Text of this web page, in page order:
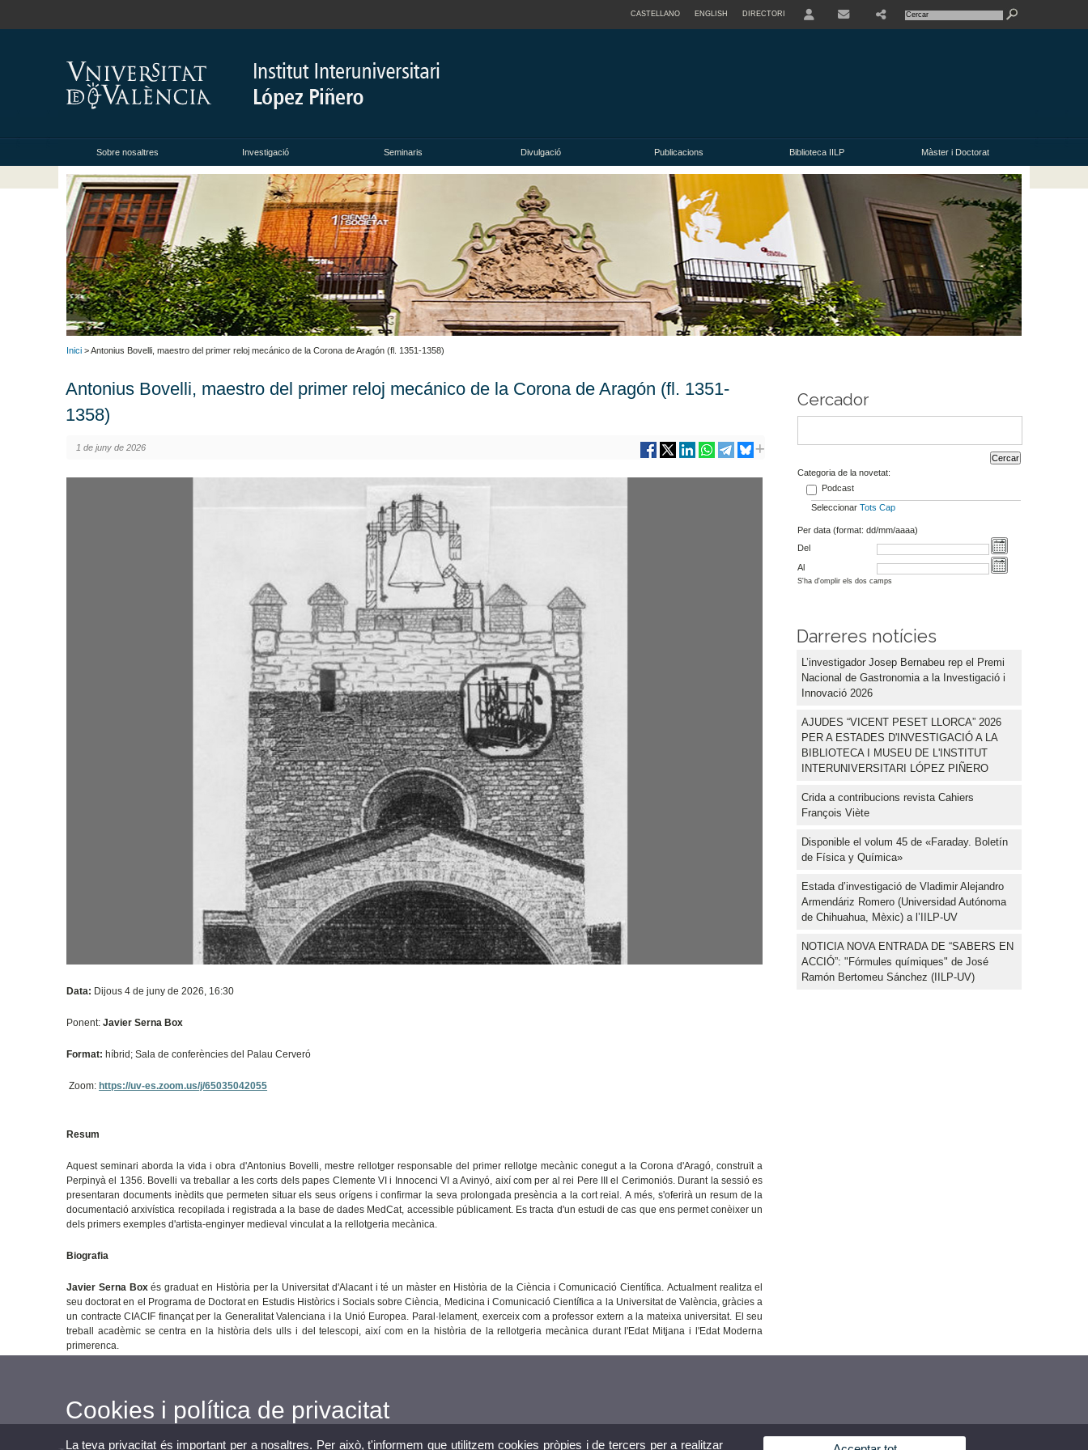
CASTELLANO ENGLISH DIRECTORI
Sobre nosaltres Investigació Seminaris Divulgació Publicacions Biblioteca IILP Màster i Doctorat
Inici > Antonius Bovelli, maestro del primer reloj mecánico de la Corona de Aragón (fl. 1351-1358)
Antonius Bovelli, maestro del primer reloj mecánico de la Corona de Aragón (fl. 1351-
1358)
1 de juny de 2026
Data: Dijous 4 de juny de 2026, 16:30
Ponent:Javier Serna Box
Format: híbrid; Sala de conferències del Palau Cerveró
Zoom: https://uv-es.zoom.us/j/65035042055
Resum
Aquest seminari aborda la vida i obra d'Antonius Bovelli, mestre rellotger responsable del primer rellotge mecànic conegut a la Corona d'Aragó, construït a
Perpinyà el 1356. Bovelli va treballar a les corts dels papes Clemente VI i Innocenci VI a Avinyó, així com per al rei Pere III el Cerimoniós. Durant la sessió es
presentaran documents inèdits que permeten situar els seus orígens i confirmar la seva prolongada presència a la cort reial. A més, s'oferirà un resum de la
documentació arxivística recopilada i registrada a la base de dades MedCat, accessible públicament. Es tracta d'un estudi de cas que ens permet conèixer un
dels primers exemples d'artista-enginyer medieval vinculat a la rellotgeria mecànica.
Biografia
Javier Serna Boxés graduat en Història per la Universitat d'Alacant i té un màster en Història de la Ciència i Comunicació Científica. Actualment realitza el
seu doctorat en el Programa de Doctorat en Estudis Històrics i Socials sobre Ciència, Medicina i Comunicació Científica a la Universitat de València, gràcies a
un contracte CIACIF finançat per la Generalitat Valenciana i la Unió Europea. Paral·lelament, exerceix com a professor extern a la mateixa universitat. El seu
treball acadèmic se centra en la història dels ulls i del telescopi, així com en la història de la rellotgeria mecànica durant l'Edat Mitjana i l'Edat Moderna
primerenca.
Cercador
Categoria de la novetat:
Podcast
Seleccionar Tots Cap
Per data (format: dd/mm/aaaa)
Del
Al
S'ha d'omplir els dos camps
Darreres notícies
L’investigador Josep Bernabeu rep el Premi
Nacional de Gastronomia a la Investigació i
Innovació 2026
AJUDES “VICENT PESET LLORCA” 2026
PER A ESTADES D'INVESTIGACIÓ A LA
BIBLIOTECA I MUSEU DE L'INSTITUT
INTERUNIVERSITARI LÓPEZ PIÑERO
Crida a contribucions revista Cahiers
François Viète
Disponible el volum 45 de «Faraday. Boletín
de Física y Química»
Estada d’investigació de Vladimir Alejandro
Armendáriz Romero (Universidad Autónoma
de Chihuahua, Mèxic) a l’IILP-UV
NOTICIA NOVA ENTRADA DE “SABERS EN
ACCIÓ”: "Fórmules químiques" de José
Ramón Bertomeu Sánchez (IILP-UV)
Cookies i política de privacitat
La teva privacitat és important per a nosaltres. Per això, t'informem que utilitzem cookies pròpies i de tercers per a realitzar